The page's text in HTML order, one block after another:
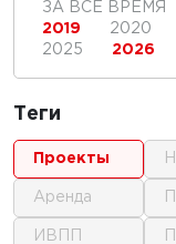
ЗА ВСЕ ВРЕМЯ
2019
2020
2025
2026
Теги
проекты
аренда
ИВПП